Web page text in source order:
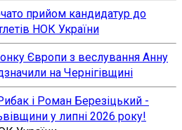
прийом кандидатур до
НОК України
Європи з веслування Анну
на Чернігівщині
і Роман Березіцький -
у липні 2026 року!